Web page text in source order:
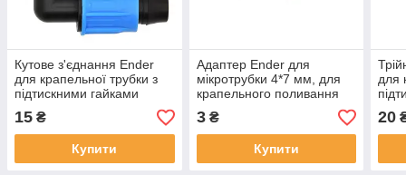
Кутове з'єднання Ender
для крапельної трубки з
підтискними гайками
(крапельне зрошення)
15 ₴
Купити
Адаптер Ender для
мікротрубки 4*7 мм, для
крапельного поливання
3₴
Купити
для
20